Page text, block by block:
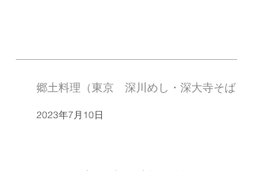
郷土料理（東京 深川めし・深大寺そば）
2023年7月10日